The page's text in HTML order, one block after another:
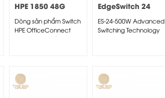
HPE 1850 48G
4XGT PoE+ 370W
Switch
Dòng sản phẩm Switch
HPE OfficeConnect
1850 mang đến sự lựa
EdgeSwitch 24
(500W)
ES-24-500W Advanced
Switching Technology